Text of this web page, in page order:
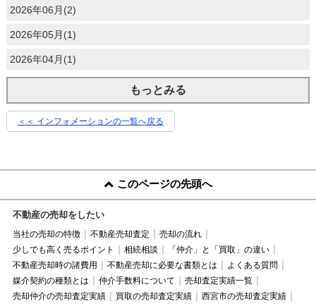
2026年06月(2)
2026年05月(1)
2026年04月(1)
もっとみる
＜＜ インフォメーションの一覧へ戻る
このページの先頭へ
不動産の売却をしたい
当社の売却の特徴 不動産売却査定
売却の流れ
少しでも高く売るポイント
相続相談
「仲介」と「買取」の違い
不動産売却時の諸費用
不動産売却に必要な書類とは
よくある質問
媒介契約の種類とは
仲介手数料について
売却査定実績一覧
売却仲介の売却査定実績
買取の売却査定実績
西宮市の売却査定実績